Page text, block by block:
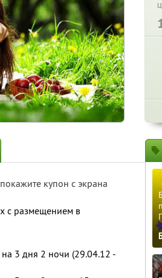
купон с экрана
с размещением в
3 дня 2 ночи (29.04.12 -